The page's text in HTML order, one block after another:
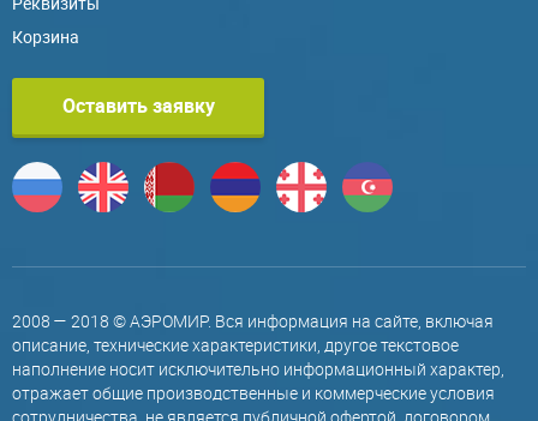
Корзина
Оставить заявку
2008 — 2018 © АЭРОМИР. Вся информация на сайте, включая
описание, технические характеристики, другое текстовое
наполнение носит исключительно информационный характер,
отражает общие производственные и коммерческие условия